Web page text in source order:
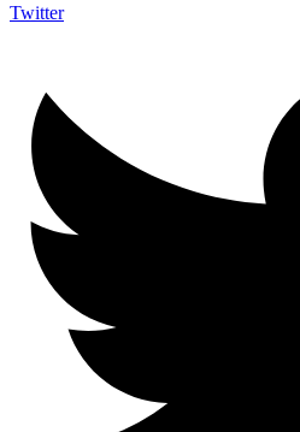
Twitter